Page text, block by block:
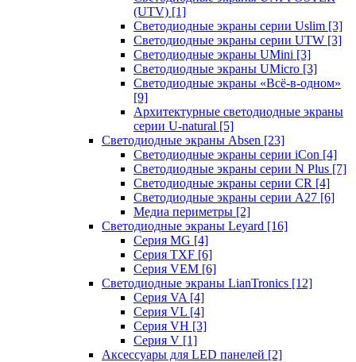
(UTV) [1]
Светодиодные экраны серии Uslim [3]
Светодиодные экраны серии UTW [3]
Светодиодные экраны UMini [3]
Светодиодные экраны UMicro [3]
Светодиодные экраны «Всё-в-одном»
[9]
Архитектурные светодиодные экраны
серии U-natural [5]
Светодиодные экраны Absen [23]
Светодиодные экраны серии iCon [4]
Светодиодные экраны серии N Plus [7]
Светодиодные экраны серии CR [4]
Светодиодные экраны серии А27 [6]
Медиа периметры [2]
Светодиодные экраны Leyard [16]
Серия MG [4]
Серия TXF [6]
Серия VEM [6]
Светодиодные экраны LianTronics [12]
Серия VA [4]
Серия VL [4]
Серия VH [3]
Серия V [1]
Аксессуары для LED панелей [2]